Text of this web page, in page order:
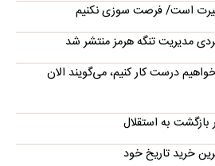
است/ فرصت سوزی نکنیم
مدیریت تنگه هرمز منتشر شد
می‌خواهیم درست کار کنیم، می‌گویند الان
بازگشت به استقلال
خرید تاریخ خود